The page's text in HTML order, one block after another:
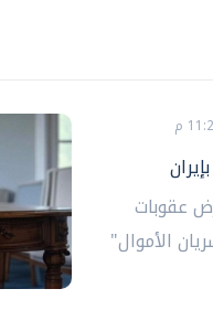
عقوبات
الأموال"